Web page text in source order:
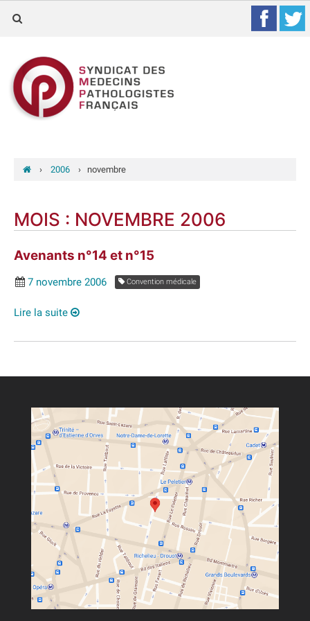
› 2006 › novembre
MOIS : NOVEMBRE 2006
Avenants n°14 et n°15
7 novembre 2006 Convention médicale
Lire la suite